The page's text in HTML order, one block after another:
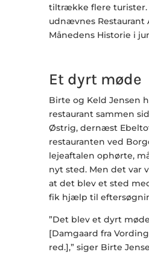
tiltrække flere turister.
udnævnes Restaurant
Månedens Historie i
Et dyrt møde
Birte og Keld Jensen
restaurant sammen
Østrig, dernæst
restauranten ved
lejeaftalen ophørte,
nyt sted. Men det var
at det blev et sted
fik hjælp til
”Det blev et dyrt
[Damgaard fra
red.],” siger Birte